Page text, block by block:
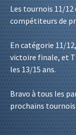
Les tournois 11/
compétiteurs de
En catégorie 11/
victoire finale, et
les 13/15 ans.
Bravo à tous les
prochains